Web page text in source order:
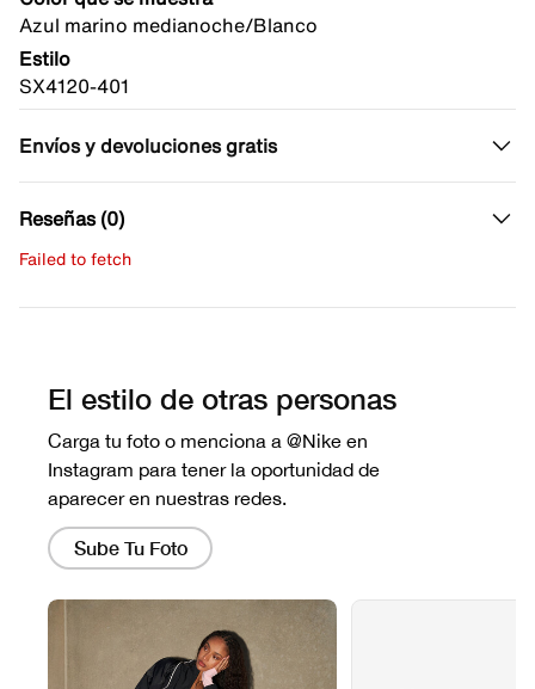
Azul marino medianoche/Blanco
Estilo
SX4120-401
Envíos y devoluciones gratis
Reseñas (0)
Failed to fetch